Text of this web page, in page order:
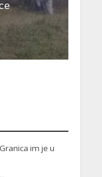
im je u